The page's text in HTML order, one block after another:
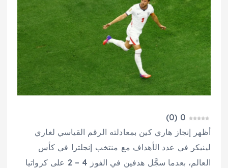
0
(
0
)
أظهر إنجاز هاري كين بمعادلته الرقم القياسي لغاري
لينيكر في عدد الأهداف مع منتخب إنجلترا في كأس
العالم، بعدما سجَّل هدفين في الفوز 4 – 2 على كرواتيا